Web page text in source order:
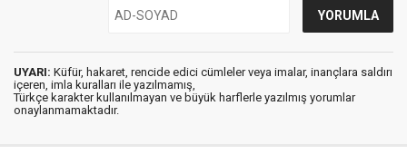
UYARI: Küfür, hakaret, rencide edici cümleler veya imalar, inançlara saldırı
içeren, imla kuralları ile yazılmamış,
Türkçe karakter kullanılmayan ve büyük harflerle yazılmış yorumlar
onaylanmamaktadır.